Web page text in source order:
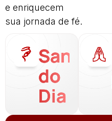
e enriquecem
sua jornada de fé.
Santo
do
Dia